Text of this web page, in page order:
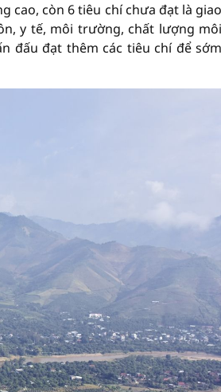
cao, còn 6 tiêu chí chưa đạt là giao
y tế, môi trường, chất lượng môi
đấu đạt thêm các tiêu chí để sớm